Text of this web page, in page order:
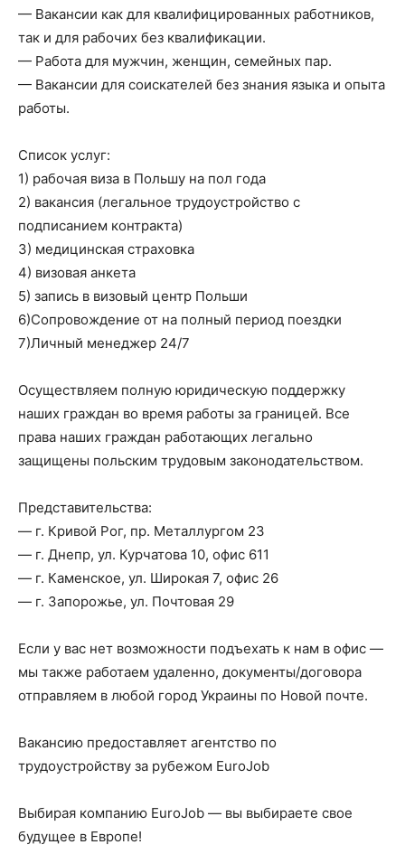
— Вакансии как для квалифицированных работников,
так и для рабочих без квалификации.
— Работа для мужчин, женщин, семейных пар.
— Вакансии для соискателей без знания языка и опыта
работы.
Список услуг:
1) рабочая виза в Польшу на пол года
2) вакансия (легальное трудоустройство с
подписанием контракта)
3) медицинская страховка
4) визовая анкета
5) запись в визовый центр Польши
6)Сопровождение от на полный период поездки
7)Личный менеджер 24/7
Осуществляем полную юридическую поддержку
наших граждан во время работы за границей. Все
права наших граждан работающих легально
защищены польским трудовым законодательством.
Представительства:
— г. Кривой Рог, пр. Металлургом 23
— г. Днепр, ул. Курчатова 10, офис 611
— г. Каменское, ул. Широкая 7, офис 26
— г. Запорожье, ул. Почтовая 29
Если у вас нет возможности подъехать к нам в офис —
мы также работаем удаленно, документы/договора
отправляем в любой город Украины по Новой почте.
Вакансию предоставляет агентство по
трудоустройству за рубежом EuroJob
Выбирая компанию EuroJob — вы выбираете свое
будущее в Европе!